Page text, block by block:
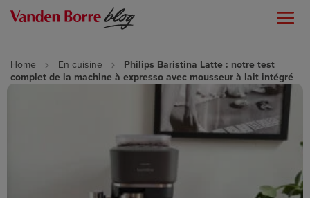
Home En cuisine
Philips Baristina Latte : notre test
complet de la machine à expresso avec mousseur à lait intégré